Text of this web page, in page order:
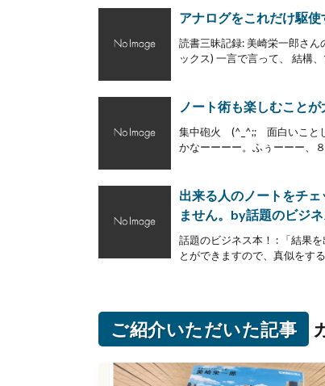
アナログをこれだけ駆
読書三昧記録: 美崎栄一郎さ
ックス) 一言で言って、 結構
ノート術も楽しむこと
集中砲火 (^_^;; 面白いことし
かなーーーー。ふぅーーー、
出来る人のノートをチ
ません。by話題のビジネ
話題のビジネス本！ : 「結果
とができますので、真似をす
ご紹介いただいた記事